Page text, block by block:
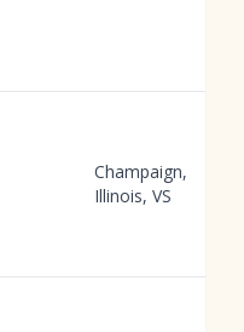
Champaign,
Illinois, VS